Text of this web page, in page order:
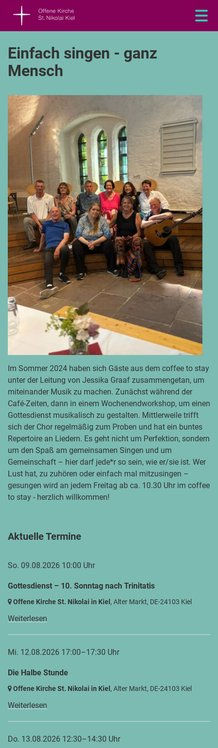
Einfach singen - ganz
Mensch
Im Sommer 2024 haben sich Gäste aus dem coffee to stay
unter der Leitung von Jessika Graaf zusammengetan, um
miteinander Musik zu machen. Zunächst während der
Café-Zeiten, dann in einem Wochenendworkshop, um einen
Gottesdienst musikalisch zu gestalten. Mittlerweile trifft
sich der Chor regelmäßig zum Proben und hat ein buntes
Repertoire an Liedern. Es geht nicht um Perfektion, sondern
um den Spaß am gemeinsamen Singen und um
Gemeinschaft – hier darf jede*r so sein, wie er/sie ist. Wer
Lust hat, zu zuhören oder einfach mal mitzusingen –
gesungen wird an jedem Freitag ab ca. 10.30 Uhr im coffee
to stay - herzlich willkommen!
Aktuelle Termine
So. 09.08.2026 10:00 Uhr
Gottesdienst – 10. Sonntag nach Trinitatis
Offene Kirche St. Nikolai in Kiel, Alter Markt, DE-24103 Kiel
Weiterlesen
Mi. 12.08.2026 17:00–17:30 Uhr
Die Halbe Stunde
Offene Kirche St. Nikolai in Kiel, Alter Markt, DE-24103 Kiel
Weiterlesen
Do. 13.08.2026 12:30–14:30 Uhr